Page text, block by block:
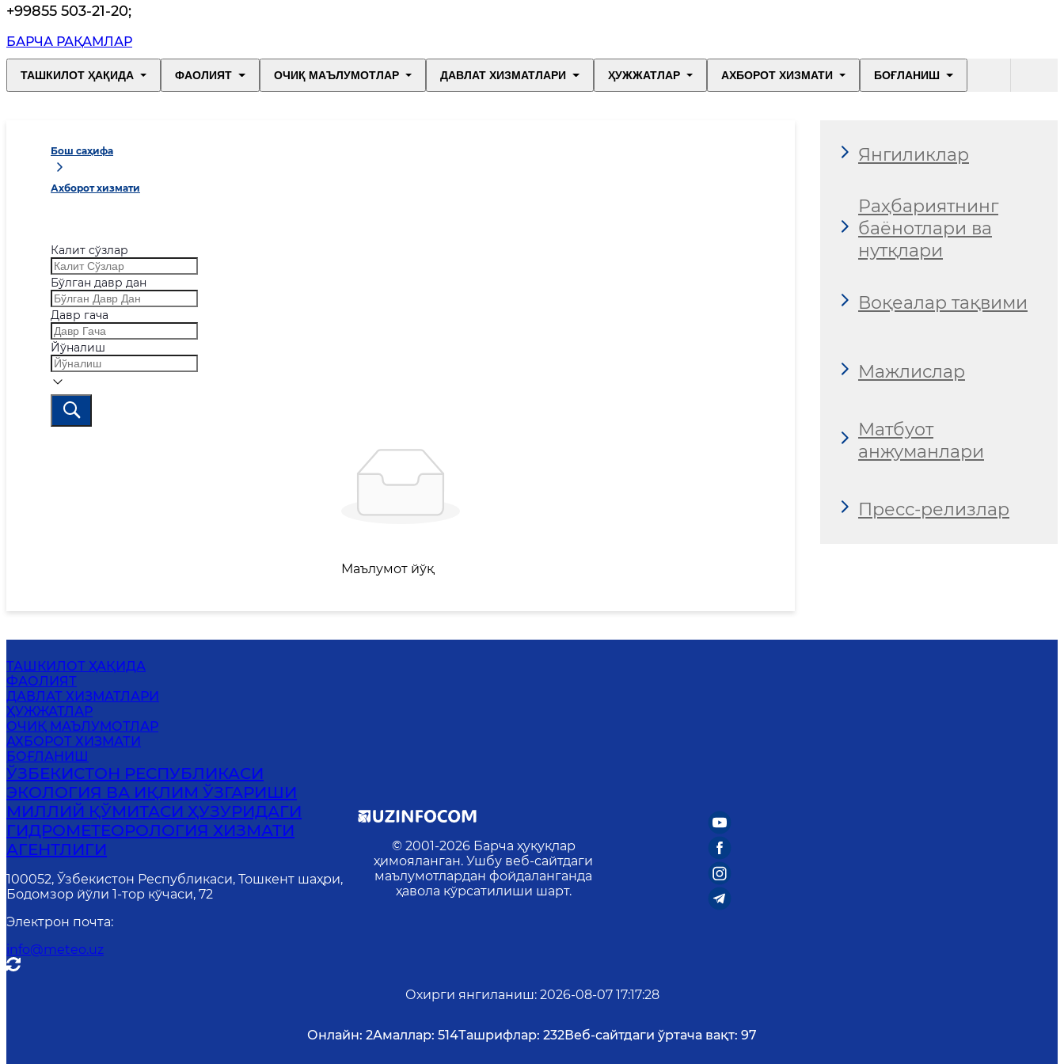
+99855 503-21-20;
БАРЧА РАҚАМЛАР
ТАШКИЛОТ ҲАҚИДА ФАОЛИЯТ ОЧИҚ МАЪЛУМОТЛАР ДАВЛАТ ХИЗМАТЛАРИ ҲУЖЖАТЛАР АХБОРОТ ХИЗМАТИ БОҒЛАНИШ
Бош саҳифа
Ахборот хизмати
Калит сўзлар
Бўлган давр дан
Давр гача
Йўналиш
Маълумот йўқ
Янгиликлар
Раҳбариятнинг
баёнотлари ва
нутқлари
Воқеалар тақвими
Мажлислар
Матбуот
анжуманлари
Пресс-релизлар
ТАШКИЛОТ ҲАҚИДА
ФАОЛИЯТ
ДАВЛАТ ХИЗМАТЛАРИ
ҲУЖЖАТЛАР
ОЧИҚ МАЪЛУМОТЛАР
АХБОРОТ ХИЗМАТИ
БОҒЛАНИШ
ЎЗБЕКИСТОН РЕСПУБЛИКАСИ
ЭКОЛОГИЯ ВА ИҚЛИМ ЎЗГАРИШИ
МИЛЛИЙ ҚЎМИТАСИ ҲУЗУРИДАГИ
ГИДРОМЕТЕОРОЛОГИЯ ХИЗМАТИ
АГЕНТЛИГИ
100052, Ўзбекистон Республикаси, Тошкент шаҳри,
Бодомзор йўли 1-тор кўчаси, 72
Электрон почта:
info@meteo.uz
© 2001-2026 Барча ҳуқуқлар
ҳимояланган. Ушбу веб-сайтдаги
маълумотлардан фойдаланганда
ҳавола кўрсатилиши шарт.
Охирги янгиланиш: 2026-08-07 17:17:28
Онлайн: 2Амаллар: 514Ташрифлар: 232Веб-сайтдаги ўртача вақт: 97